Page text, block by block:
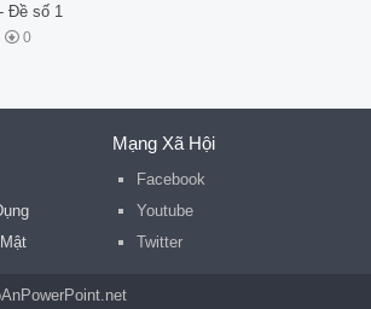
Đề số 1
0
Mạng Xã Hội
Facebook
Youtube
Twitter